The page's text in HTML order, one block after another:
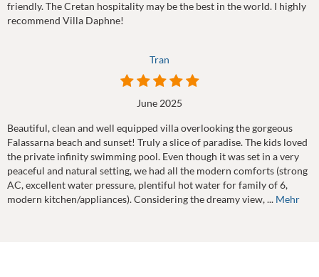
friendly. The Cretan hospitality may be the best in the world. I highly
recommend Villa Daphne!
Tran
June 2025
Beautiful, clean and well equipped villa overlooking the gorgeous
Falassarna beach and sunset! Truly a slice of paradise. The kids loved
the private infinity swimming pool. Even though it was set in a very
peaceful and natural setting, we had all the modern comforts (strong
AC, excellent water pressure, plentiful hot water for family of 6,
modern kitchen/appliances). Considering the dreamy view, ... Mehr